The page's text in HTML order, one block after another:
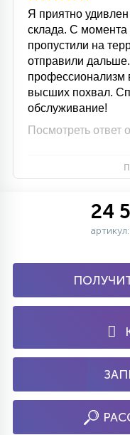
Я приятно
склада. С
пропустили на
отправили
профессионализм
высших похвал.
обслуживание!
Посмотреть ответ
24